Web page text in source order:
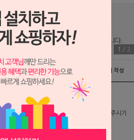
1 / 2
및 교환/반품안내 상품후기 및 평가서 작성
그인 후 확인 가능하오니 반드시 로그인해 주시기